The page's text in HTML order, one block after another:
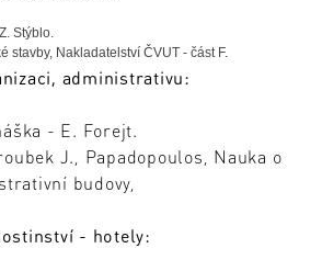
Stýblo.
Nakladatelství ČVUT - část F.
administrativu:
- E. Forejt.
J., Papadopoulos, Nauka o
budovy,
- hotely: